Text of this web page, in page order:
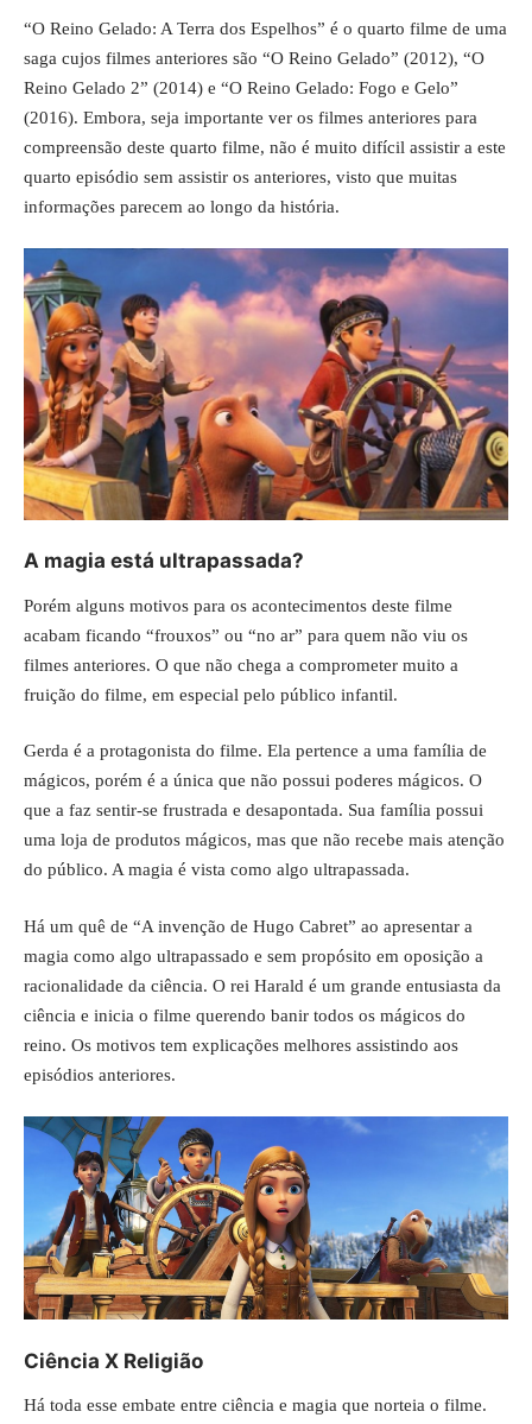
“O Reino Gelado: A Terra dos Espelhos” é o quarto filme de uma
saga cujos filmes anteriores são “O Reino Gelado” (2012), “O
Reino Gelado 2” (2014) e “O Reino Gelado: Fogo e Gelo”
(2016). Embora, seja importante ver os filmes anteriores para
compreensão deste quarto filme, não é muito difícil assistir a este
quarto episódio sem assistir os anteriores, visto que muitas
informações parecem ao longo da história.
A magia está ultrapassada?
Porém alguns motivos para os acontecimentos deste filme
acabam ficando “frouxos” ou “no ar” para quem não viu os
filmes anteriores. O que não chega a comprometer muito a
fruição do filme, em especial pelo público infantil.
Gerda é a protagonista do filme. Ela pertence a uma família de
mágicos, porém é a única que não possui poderes mágicos. O
que a faz sentir-se frustrada e desapontada. Sua família possui
uma loja de produtos mágicos, mas que não recebe mais atenção
do público. A magia é vista como algo ultrapassada.
Há um quê de “A invenção de Hugo Cabret” ao apresentar a
magia como algo ultrapassado e sem propósito em oposição a
racionalidade da ciência. O rei Harald é um grande entusiasta da
ciência e inicia o filme querendo banir todos os mágicos do
reino. Os motivos tem explicações melhores assistindo aos
episódios anteriores.
Ciência X Religião
Há toda esse embate entre ciência e magia que norteia o filme.